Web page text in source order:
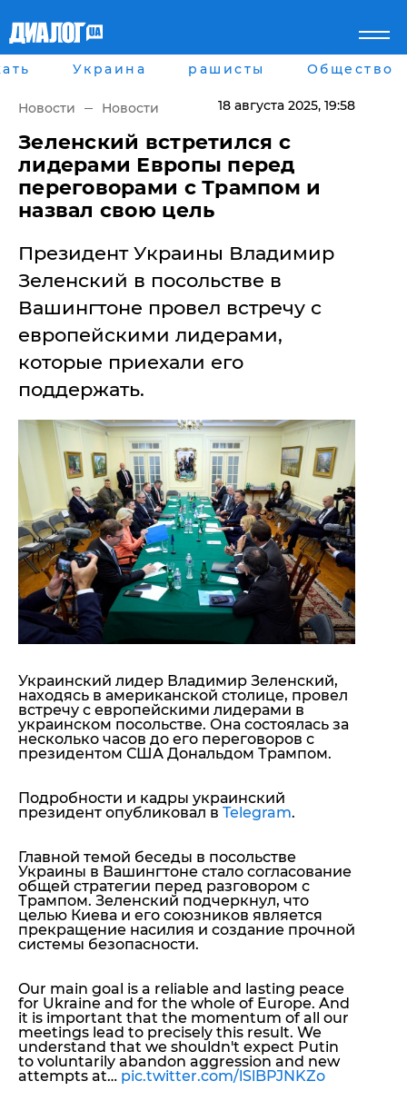
Главная
рассея
Мир
Беларусь
Военное обозрение
Наука и Техника
Экономика
Блоги
Пресса
Шоу-биз
Здоровье
Спорт
Культура
Города
Луганск
Харьков
Днепр
Львов
Крыму
"ДНР"
"ЛНР"
Оккупация Крыма
Новости Крыма
Донбасс
Армия Украины
Помощь проекту
Стиль Диалога
Шоу-биз
Культура
Общество
Пресс-релизы
Пресс-релизы
Авторское
Мнение
Блоги
ИноСМИ
Украина рашисты Общество
Новости Новости 18 августа 2025, 19:58
​Зеленский встретился с
лидерами Европы перед
переговорами с Трампом и
назвал свою цель
Президент Украины Владимир
Зеленский в посольстве в
Вашингтоне провел встречу с
европейскими лидерами,
которые приехали его
поддержать.
Украинский лидер Владимир Зеленский,
находясь в американской столице, провел
встречу с европейскими лидерами в
украинском посольстве. Она состоялась за
несколько часов до его переговоров с
президентом США Дональдом Трампом.
Подробности и кадры украинский
президент опубликовал в Telegram.
Главной темой беседы в посольстве
Украины в Вашингтоне стало согласование
общей стратегии перед разговором с
Трампом. Зеленский подчеркнул, что
целью Киева и его союзников является
прекращение насилия и создание прочной
системы безопасности.
Our main goal is a reliable and lasting peace
for Ukraine and for the whole of Europe. And
it is important that the momentum of all our
meetings lead to precisely this result. We
understand that we shouldn't expect Putin
to voluntarily abandon aggression and new
attempts at… pic.twitter.com/lSlBPJNKZo